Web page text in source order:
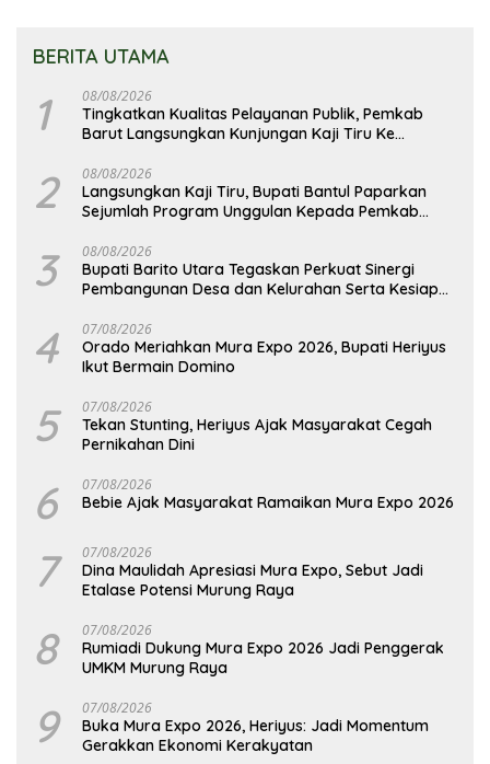
BERITA UTAMA
1 08/08/2026
Tingkatkan Kualitas Pelayanan Publik, Pemkab
Barut Langsungkan Kunjungan Kaji Tiru Ke
2 08/08/2026
Langsungkan Kaji Tiru, Bupati Bantul Paparkan
Sejumlah Program Unggulan Kepada Pemkab
3 08/08/2026
Bupati Barito Utara Tegaskan Perkuat Sinergi
Pembangunan Desa dan Kelurahan Serta Kesiapan
4 07/08/2026
Orado Meriahkan Mura Expo 2026, Bupati Heriyus
Ikut Bermain Domino
5 07/08/2026
Tekan Stunting, Heriyus Ajak Masyarakat Cegah
Pernikahan Dini
6 07/08/2026
Bebie Ajak Masyarakat Ramaikan Mura Expo 2026
7 07/08/2026
Dina Maulidah Apresiasi Mura Expo, Sebut Jadi
Etalase Potensi Murung Raya
8 07/08/2026
Rumiadi Dukung Mura Expo 2026 Jadi Penggerak
UMKM Murung Raya
9 07/08/2026
Buka Mura Expo 2026, Heriyus: Jadi Momentum
Gerakkan Ekonomi Kerakyatan